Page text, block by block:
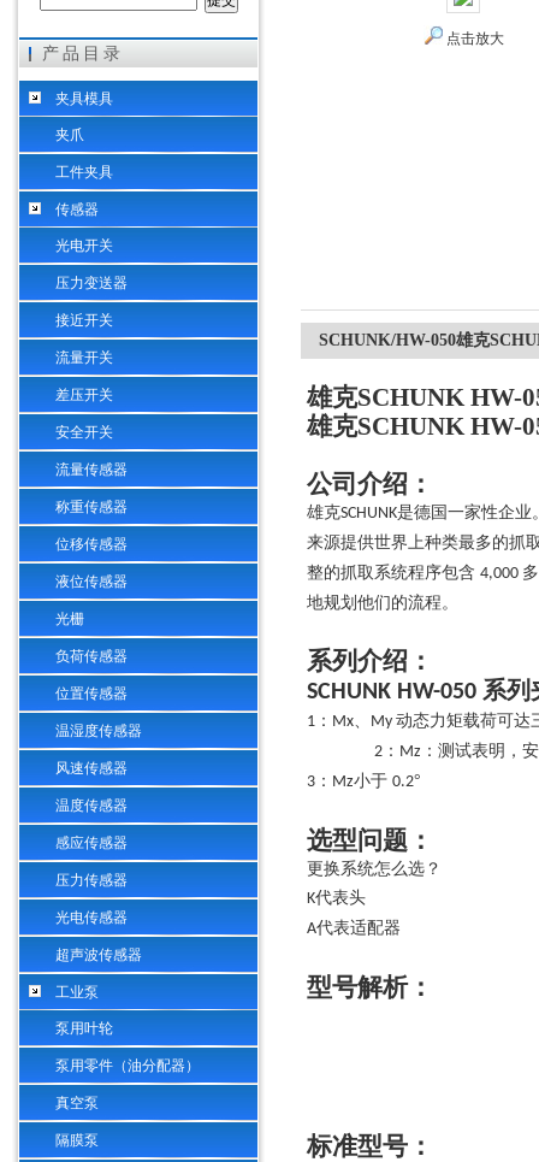
希而科工业控制设备（上海）有限公司
产品目录
夹具模具
夹爪
工件夹具
传感器
光电开关
压力变送器
接近开关
流量开关
差压开关
安全开关
流量传感器
称重传感器
位移传感器
液位传感器
光栅
负荷传感器
位置传感器
温湿度传感器
风速传感器
温度传感器
感应传感器
压力传感器
光电传感器
超声波传感器
工业泵
泵用叶轮
泵用零件（油分配器）
真空泵
隔膜泵
点击放大
SCHUNK/HW-050雄克
雄克SCHUNK HW-
雄克SCHUNK HW-
公司介绍：
雄克SCHUNK是德国一家性企
来源提供世界上种类最多的抓
整的抓取系统程序包含 4,000
地规划他们的流程。
系列介绍：
SCHUNK HW-050 系列
1 ： Mx、 My 动态力矩载荷可达
2 ： Mz ：测试表明，
3 ： Mz小于 0.2°
选型问题：
更换系统怎么选？
K代表头
A代表适配器
型号解析：
标准型号：